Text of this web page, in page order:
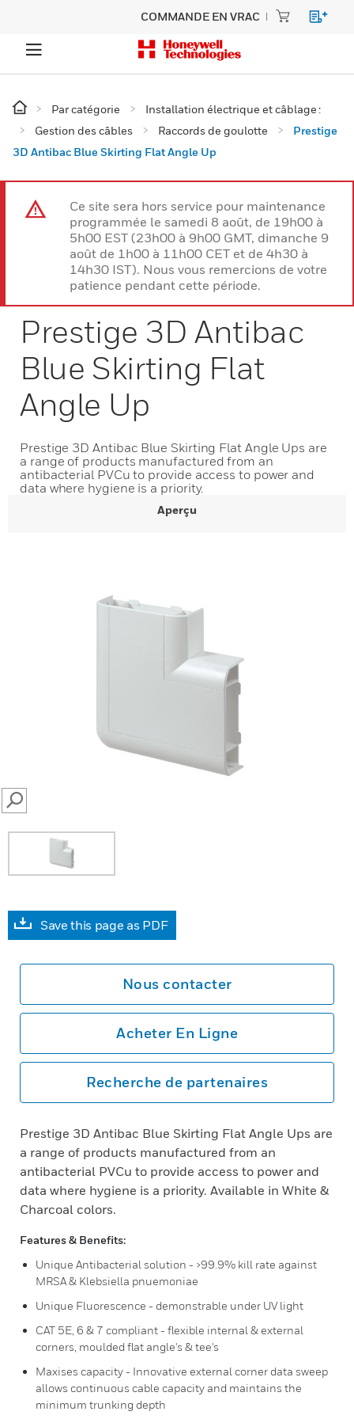
COMMANDE EN VRAC
Par catégorie
Installation électrique et câblage :
Gestion des câbles
Raccords de goulotte
Prestige
3D Antibac Blue Skirting Flat Angle Up
Ce site sera hors service pour maintenance
programmée le samedi 8 août, de 19h00 à
5h00 EST (23h00 à 9h00 GMT, dimanche 9
août de 1h00 à 11h00 CET et de 4h30 à
14h30 IST). Nous vous remercions de votre
patience pendant cette période.
Prestige 3D Antibac
Blue Skirting Flat
Angle Up
Prestige 3D Antibac Blue Skirting Flat Angle Ups are
a range of products manufactured from an
antibacterial PVCu to provide access to power and
data where hygiene is a priority.
Aperçu
SEARCH
Save this page as PDF
Nous contacter
Acheter En Ligne
Recherche de partenaires
Prestige 3D Antibac Blue Skirting Flat Angle Ups are
a range of products manufactured from an
antibacterial PVCu to provide access to power and
data where hygiene is a priority. Available in White &
Charcoal colors.
Features & Benefits:
Unique Antibacterial solution - >99.9% kill rate against
MRSA & Klebsiella pnuemoniae
Unique Fluorescence - demonstrable under UV light
CAT 5E, 6 & 7 compliant - flexible internal & external
corners, moulded flat angle's & tee's
Maxises capacity - Innovative external corner data sweep
allows continuous cable capacity and maintains the
minimum trunking depth